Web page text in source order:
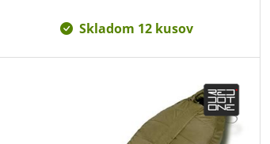
Skladom 12 kusov